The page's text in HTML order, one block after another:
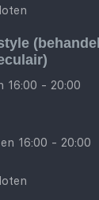
16:00 - 20:00
16:00 - 20:00